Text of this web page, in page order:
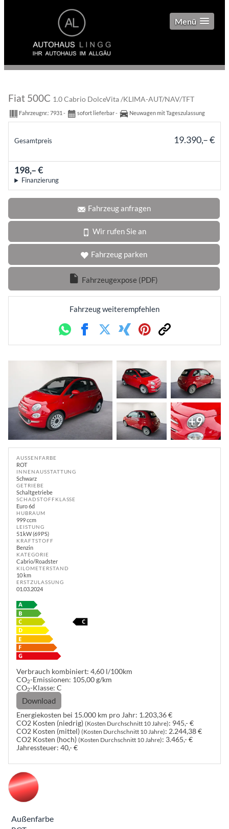
Menü
Fiat 500C 1.0 Cabrio DolceVita /KLIMA-AUT/NAV/TFT
Fahrzeugnr.: 7931 sofort lieferbar Neuwagen mit Tageszulassung
Gesamtpreis 19.390,– €
198,– €
Finanzierung
Fahrzeug anfragen
Wir rufen Sie an
Fahrzeug parken
Fahrzeugexpose (PDF)
Fahrzeug weiterempfehlen
WhatsappFacebookTwitterXing PinterestLink
+9
AUSSENFARBE
ROT
INNENAUSSTATTUNG
Schwarz
GETRIEBE
Schaltgetriebe
SCHADSTOFFKLASSE
Euro 6d
HUBRAUM
999 ccm
LEISTUNG
51 kW (69 PS)
KRAFTSTOFF
Benzin
KATEGORIE
Cabrio/Roadster
KILOMETERSTAND
10 km
ERSTZULASSUNG
01.03.2024
Verbrauch kombiniert: 4,60 l/100km
CO2-Emissionen: 105,00 g/km
CO2-Klasse: C
Download
Energiekosten bei 15.000 km pro Jahr: 1.203,36 €
CO2 Kosten (niedrig) (Kosten Durchschnitt 10 Jahre): 945,- €
CO2 Kosten (mittel) (Kosten Durchschnitt 10 Jahre): 2.244,38 €
CO2 Kosten (hoch) (Kosten Durchschnitt 10 Jahre): 3.465,- €
Jahressteuer: 40,- €
Außenfarbe